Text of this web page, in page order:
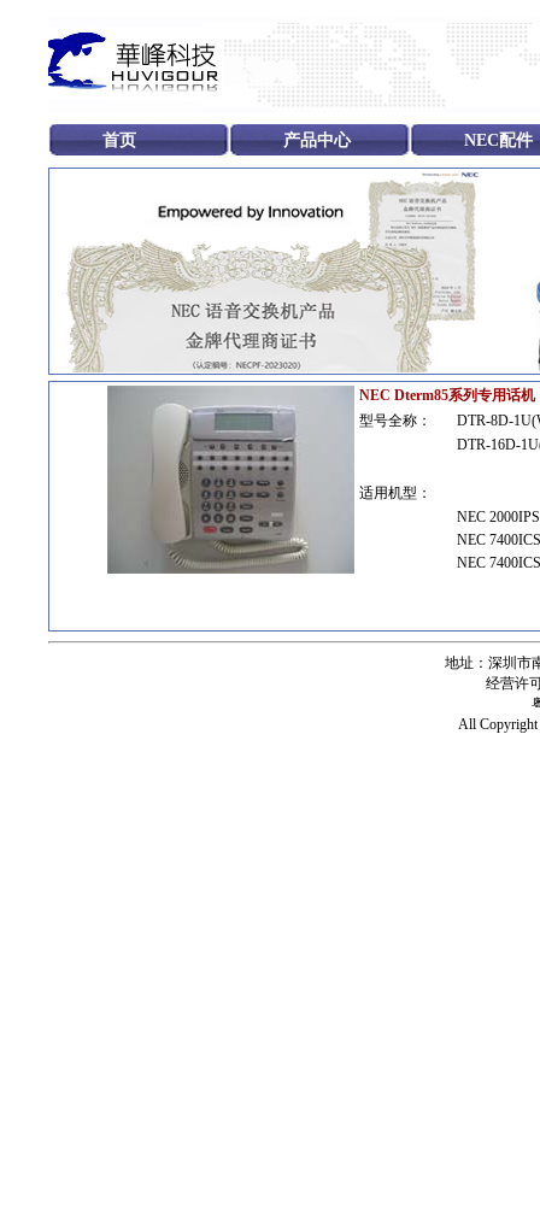
首页 产品中心 NEC配件
NEC Dterm85系列专用话机
型号全称：
DTR-8D-
DTR-16D-
适用机型：
NEC 2000IPS
NEC
NEC
地址：深圳市
经营许
All